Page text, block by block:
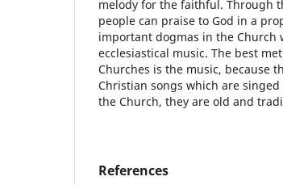
melody for the faithful. Through
people can praise to God in a
important dogmas in the Church
ecclesiastical music. The best
Churches is the music, because
Christian songs which are
the Church, they are old and
References